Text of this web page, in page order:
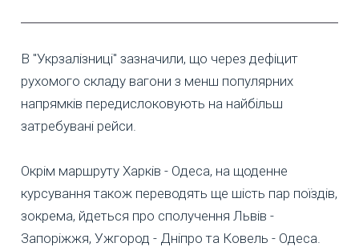
В "Укрзалізниці" зазначили, що через дефіцит
рухомого складу вагони з менш популярних
напрямків передислоковують на найбільш
затребувані рейси.
Окрім маршруту Харків - Одеса, на щоденне
курсування також переводять ще шість пар поїздів,
зокрема, йдеться про сполучення Львів -
Запоріжжя, Ужгород - Дніпро та Ковель - Одеса.